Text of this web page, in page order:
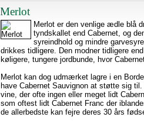
Merlot
Merlot er den venlige ædle blå
tyndskallet end Cabernet, og
syreindhold og mindre
drikkes tidligere. Den modner tidligere
køligere, tungere jordbunde, hvor
Merlot kan dog udmærket lagre i en
have Cabernet Sauvignon at støtte sig
vine, der ofte ingen eller meget lidt
som oftest lidt Cabernet Franc der
de allerbedste kan fejre deres 30 års